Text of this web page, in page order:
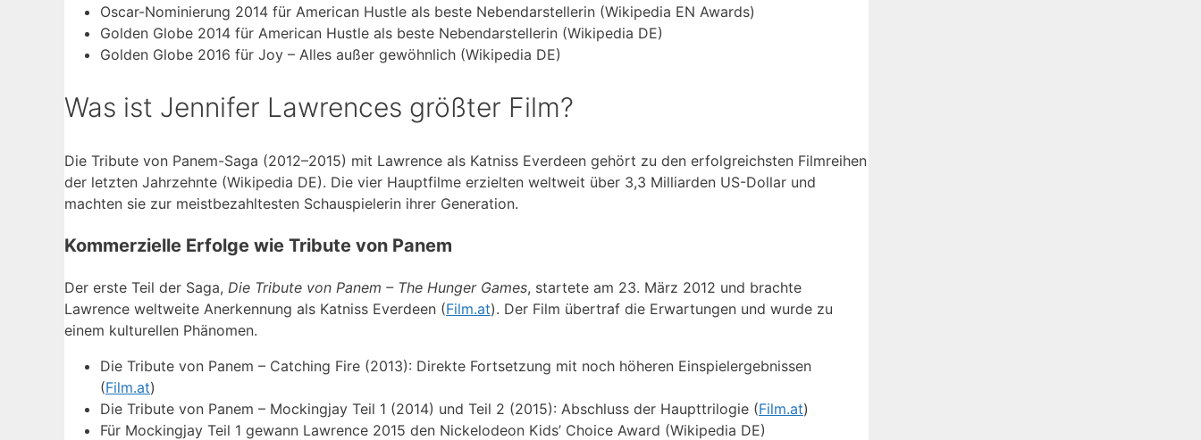
Oscar-Nominierung 2014 für American Hustle als beste Nebendarstellerin (Wikipedia EN Awards)
Golden Globe 2014 für American Hustle als beste Nebendarstellerin (Wikipedia DE)
Golden Globe 2016 für Joy – Alles außer gewöhnlich (Wikipedia DE)
Was ist Jennifer Lawrences größter Film?
Die Tribute von Panem-Saga (2012–2015) mit Lawrence als Katniss Everdeen gehört zu den erfolgreichsten Filmreihen
der letzten Jahrzehnte (Wikipedia DE). Die vier Hauptfilme erzielten weltweit über 3,3 Milliarden US-Dollar und
machten sie zur meistbezahltesten Schauspielerin ihrer Generation.
Kommerzielle Erfolge wie Tribute von Panem
Der erste Teil der Saga, Die Tribute von Panem – The Hunger Games, startete am 23. März 2012 und brachte
Lawrence weltweite Anerkennung als Katniss Everdeen (Film.at). Der Film übertraf die Erwartungen und wurde zu
einem kulturellen Phänomen.
Die Tribute von Panem – Catching Fire (2013): Direkte Fortsetzung mit noch höheren Einspielergebnissen
(Film.at)
Die Tribute von Panem – Mockingjay Teil 1 (2014) und Teil 2 (2015): Abschluss der Haupttrilogie (Film.at)
Für Mockingjay Teil 1 gewann Lawrence 2015 den Nickelodeon Kids’ Choice Award (Wikipedia DE)